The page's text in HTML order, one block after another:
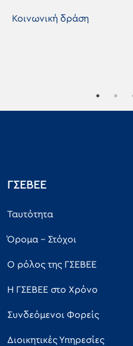
Κοινωνική δράση
ΓΣΕΒΕΕ
Ταυτότητα
Όρομα - Στόχοι
Ο ρόλος της ΓΣΕΒΕΕ
Η ΓΣΕΒΕΕ στο Χρόνο
Συνδεόμενοι Φορείς
Διοικητικές Υπηρεσίες